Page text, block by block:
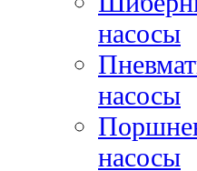
насосы
насосы
насосы